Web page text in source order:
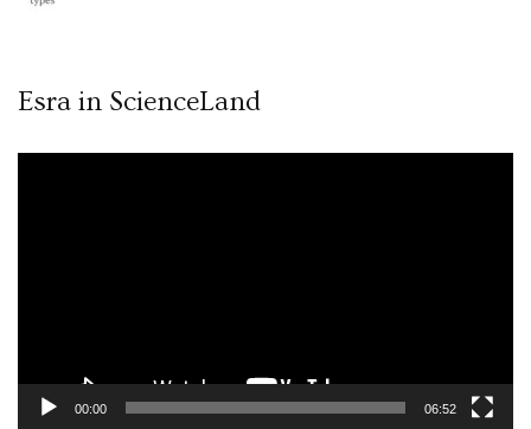
Esra in ScienceLand
00:00 06:52